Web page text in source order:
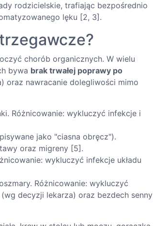
rodzicielskie, trafiając bezpośrednio
lęku [2, 3].
chorób organicznych. W wielu
bywa brak trwałej poprawy po
oraz nawracanie dolegliwości mimo
Różnicowanie: wykluczyć infekcje i
jako "ciasna obręcz").
oraz migreny [5].
wykluczyć infekcje układu
Różnicowanie: wykluczyć
decyzji lekarza) oraz bezdech senny